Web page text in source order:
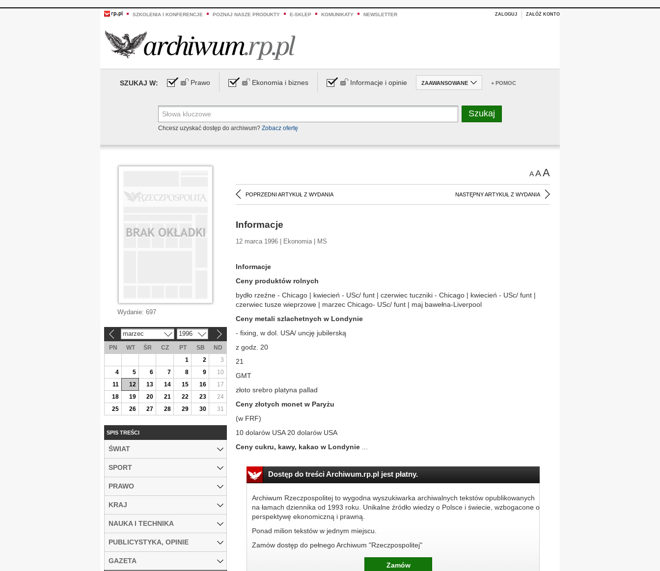
SZKOLENIA I KONFERENCJE POZNAJ NASZE PRODUKTY E-SKLEP KOMUNIKATY NEWSLETTER ZALOGUJ ZAŁÓŻ KONTO
SZUKAJ W: Prawo Ekonomia i biznes Informacje i opinie ZAAWANSOWANE + POMOC
Chcesz uzyskać dostęp do archiwum? Zobacz ofertę
AAA
POPRZEDNI ARTYKUŁ Z WYDANIA NASTĘPNY ARTYKUŁ Z WYDANIA
Informacje
12 marca 1996 | Ekonomia | MS
Informacje
Ceny produktów rolnych
bydło rzeźne - Chicago | kwiecień - USc/ funt | czerwiec tuczniki - Chicago | kwiecień - USc/ funt |
czerwiec tusze wieprzowe | marzec Chicago- USc/ funt | maj bawełna-Liverpool
Ceny metali szlachetnych w Londynie
- fixing, w dol. USA/ uncję jubilerską
z godz. 20
21
GMT
złoto srebro platyna pallad
Ceny złotych monet w Paryżu
(w FRF)
10 dolarów USA 20 dolarów USA
Ceny cukru, kawy, kakao w Londynie
Dostęp do treści Archiwum.rp.pl jest płatny.
Archiwum Rzeczpospolitej to wygodna wyszukiwarka archiwalnych tekstów opublikowanych
na łamach dziennika od 1993 roku. Unikalne źródło wiedzy o Polsce i świecie, wzbogacone o
perspektywę ekonomiczną i prawną.
Ponad milion tekstów w jednym miejscu.
Zamów dostęp do pełnego Archiwum "Rzeczpospolitej"
Zamów
Wydanie: 697
marzec 1996
PN WT ŚR CZ PT SB
ND
1
2
3
4
5 6 7 8 9
10
11
12 13 14 15 16
17
18
19 20 21 22 23
24
25
26 27 28 29 30 31
SPIS TREŚCI
ŚWIAT
SPORT
PRAWO
KRAJ
NAUKA I TECHNIKA
PUBLICYSTYKA, OPINIE
GAZETA